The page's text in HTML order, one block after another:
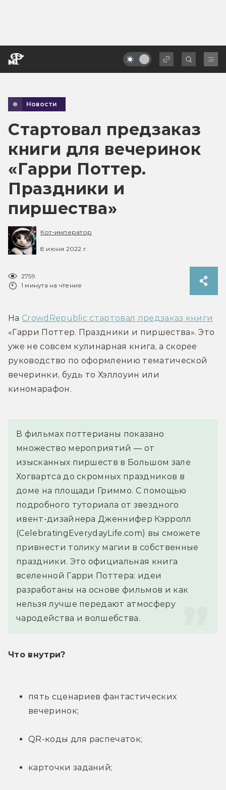
Новости
Стартовал предзаказ
книги для вечеринок
«Гарри Поттер.
Праздники и
пиршества»
Кот-император
8 июня 2022 г.
2759
1 минута на чтение
На CrowdRepublic стартовал предзаказ книги
«Гарри Поттер. Праздники и пиршества». Это
уже не совсем кулинарная книга, а скорее
руководство по оформлению тематической
вечеринки, будь то Хэллоуин или
киномарафон.
В фильмах поттерианы показано
множество мероприятий — от
изысканных пиршеств в Большом зале
Хогвартса до скромных праздников в
доме на площади Гриммо. С помощью
подробного туториала от звездного
ивент-дизайнера Дженнифер Кэрролл
(CelebratingEverydayLife.com) вы сможете
привнести толику магии в собственные
праздники. Это официальная книга
вселенной Гарри Поттера: идеи
разработаны на основе фильмов и как
нельзя лучше передают атмосферу
чародейства и волшебства.
Что внутри?
пять сценариев фантастических
вечеринок;
QR-коды для распечаток;
карточки заданий;